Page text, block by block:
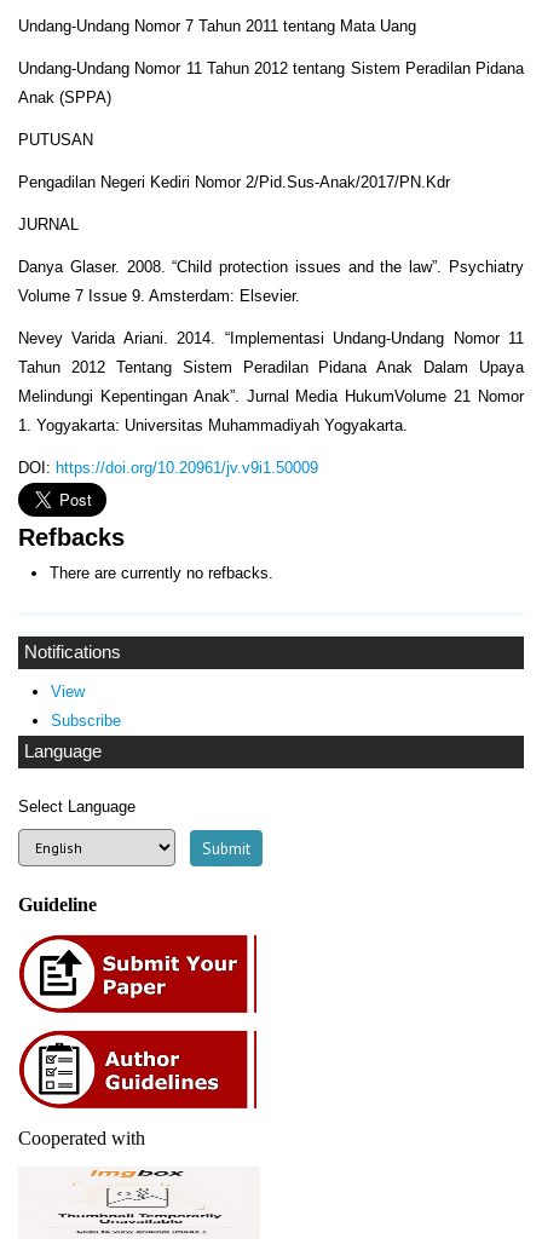
Notifications
View
Subscribe
Language
Select Language
Guideline
Cooperated with
Undang-Undang Nomor 7 Tahun 2011 tentang Mata Uang
Undang-Undang Nomor 11 Tahun 2012 tentang Sistem Peradilan Pidana
Anak (SPPA)
PUTUSAN
Pengadilan Negeri Kediri Nomor 2/Pid.Sus-Anak/2017/PN.Kdr
JURNAL
Danya Glaser. 2008. “Child protection issues and the law”. Psychiatry
Volume 7 Issue 9. Amsterdam: Elsevier.
Nevey Varida Ariani. 2014. “Implementasi Undang-Undang Nomor 11
Tahun 2012 Tentang Sistem Peradilan Pidana Anak Dalam Upaya
Melindungi Kepentingan Anak”. Jurnal Media HukumVolume 21 Nomor
1. Yogyakarta: Universitas Muhammadiyah Yogyakarta.
DOI: https://doi.org/10.20961/jv.v9i1.50009
Refbacks
There are currently no refbacks.